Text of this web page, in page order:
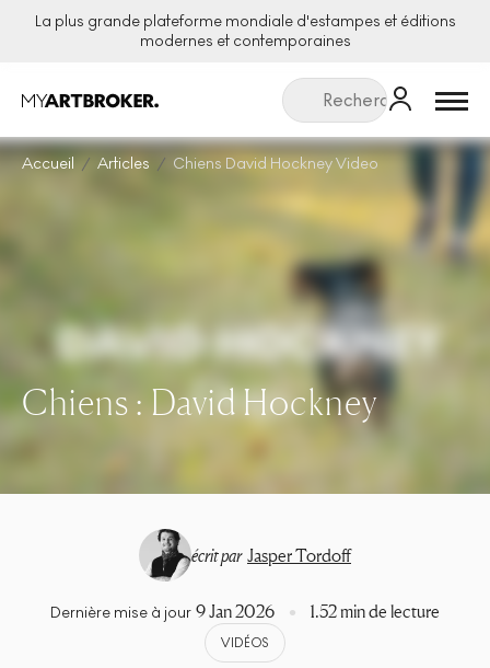
La plus grande plateforme mondiale d'estampes et éditions
modernes et contemporaines
Menu
Accueil Articles Chiens David Hockney Video
Chiens : David Hockney
écrit par Jasper Tordoff
Dernière mise à jour 9 Jan 2026 1.52 min de lecture
VIDÉOS